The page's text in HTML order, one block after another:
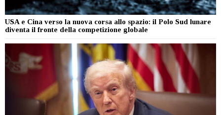
USA e Cina verso la nuova corsa allo spazio: il Polo Sud lunare
diventa il fronte della competizione globale